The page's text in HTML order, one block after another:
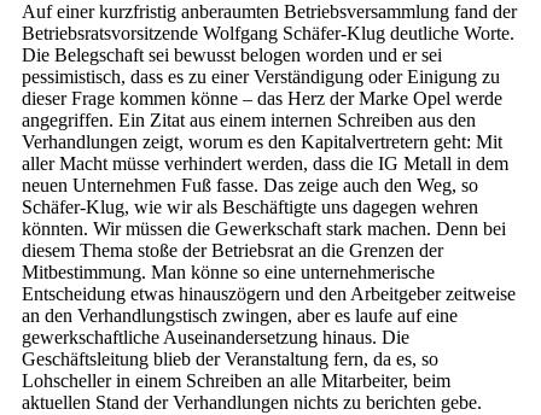
Auf einer kurzfristig anberaumten Betriebsversammlung fand der
Betriebsratsvorsitzende Wolfgang Schäfer-Klug deutliche Worte.
Die Belegschaft sei bewusst belogen worden und er sei
pessimistisch, dass es zu einer Verständigung oder Einigung zu
dieser Frage kommen könne – das Herz der Marke Opel werde
angegriffen. Ein Zitat aus einem internen Schreiben aus den
Verhandlungen zeigt, worum es den Kapitalvertretern geht: Mit
aller Macht müsse verhindert werden, dass die IG Metall in dem
neuen Unternehmen Fuß fasse. Das zeige auch den Weg, so
Schäfer-Klug, wie wir als Beschäftigte uns dagegen wehren
könnten. Wir müssen die Gewerkschaft stark machen. Denn bei
diesem Thema stoße der Betriebsrat an die Grenzen der
Mitbestimmung. Man könne so eine unternehmerische
Entscheidung etwas hinauszögern und den Arbeitgeber zeitweise
an den Verhandlungstisch zwingen, aber es laufe auf eine
gewerkschaftliche Auseinandersetzung hinaus. Die
Geschäftsleitung blieb der Veranstaltung fern, da es, so
Lohscheller in einem Schreiben an alle Mitarbeiter, beim
aktuellen Stand der Verhandlungen nichts zu berichten gebe.